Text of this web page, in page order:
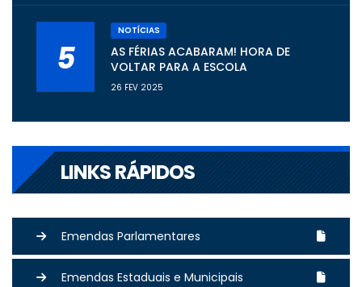
5
NOTÍCIAS
AS FÉRIAS ACABARAM! HORA DE
VOLTAR PARA A ESCOLA
26 FEV 2025
LINKS RÁPIDOS
Emendas Parlamentares
Emendas Estaduais e Municipais